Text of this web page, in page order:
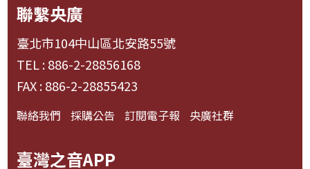
聯繫央廣
臺北市104中山區北安路55號
TEL : 886-2-28856168
FAX : 886-2-28855423
聯絡我們 採購公告 訂閱電子報 央廣社群
臺灣之音APP